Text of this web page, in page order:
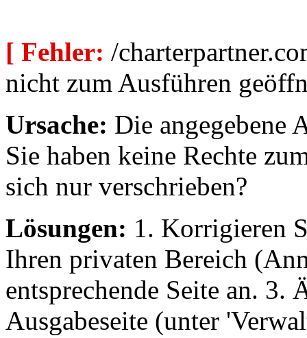
[ Fehler: /
nicht zum Ausführen
Ursache: Die angegebene
Sie haben keine Rechte
sich nur verschrieben?
Lösungen: 1. Korrigieren
Ihren privaten Bereich
entsprechende Seite an. 3.
Ausgabeseite (unter